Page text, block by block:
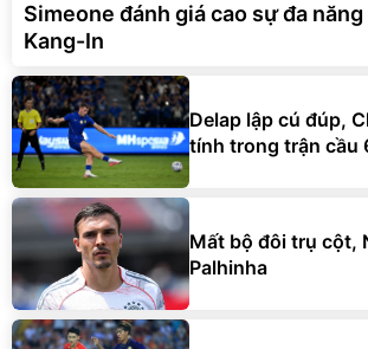
Simeone đánh giá cao sự đa năng
Kang-In
Delap lập cú đúp,
tính trong trận cầu
Mất bộ đôi trụ cột,
Palhinha